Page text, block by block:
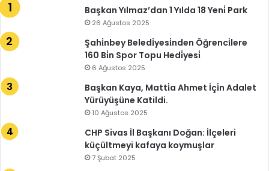
Başkan Yılmaz’dan 1 Yılda 18 Yeni̇ Park
26 Ağustos 2025
Şahi̇nbey Beledi̇yesi̇nden Öğrenci̇lere
160 Bi̇n Spor Topu Hedi̇yesi̇
6 Ağustos 2025
Başkan Kaya, Matti̇a Ahmet İçi̇n Adalet
Yürüyüşüne Katildi.
10 Ağustos 2025
CHP Sivas İl Başkanı Doğan: İlçeleri
küçültmeyi kafaya koymuşlar
7 Şubat 2025